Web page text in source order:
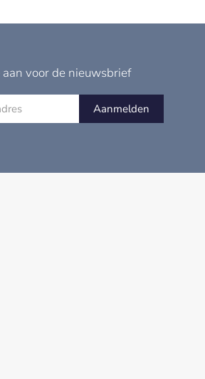
voor de nieuwsbrief
Aanmelden